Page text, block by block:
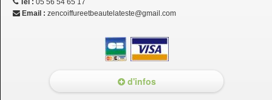
Email : zencoiffureetbeautelateste@gmail.com
d'infos